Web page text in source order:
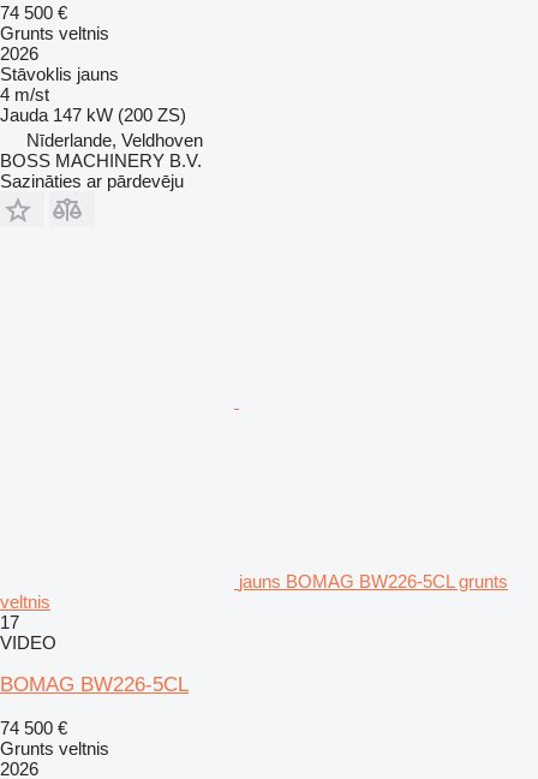
74 500 €
Grunts veltnis
2026
Stāvoklis jauns
4 m/st
Jauda 147 kW (200 ZS)
Nīderlande, Veldhoven
BOSS MACHINERY B.V.
Sazināties ar pārdevēju
jauns BOMAG BW226-5CL grunts
veltnis
17
VIDEO
BOMAG BW226-5CL
74 500 €
Grunts veltnis
2026